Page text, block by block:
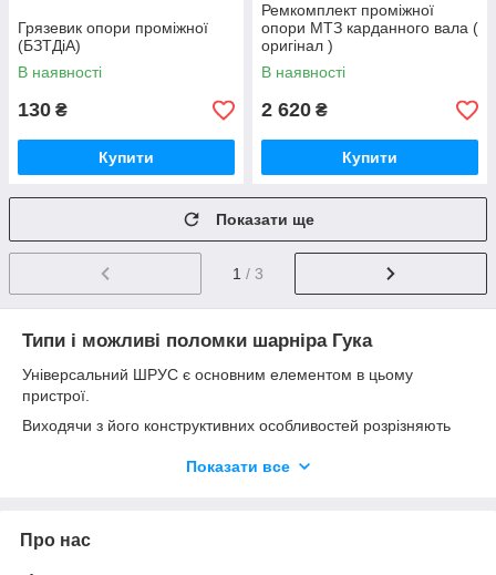
Грязевик опори проміжної
(БЗТДіА)
В наявності
130 ₴
Купити
Ремкомплект проміжної
опори МТЗ карданного вала (
оригінал )
В наявності
2 620 ₴
Купити
Показати ще
1 / 3
Типи і можливі поломки шарніра Гука
Універсальний ШРУС є основним елементом в цьому
пристрої.
Виходячи з його конструктивних особливостей розрізняють
Зі ШРУСом рівноцінних або не рівноцінних кутових
Показати все
Про нас